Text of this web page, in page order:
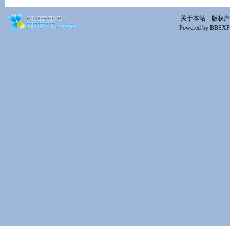
关于本站
版权
Powered by